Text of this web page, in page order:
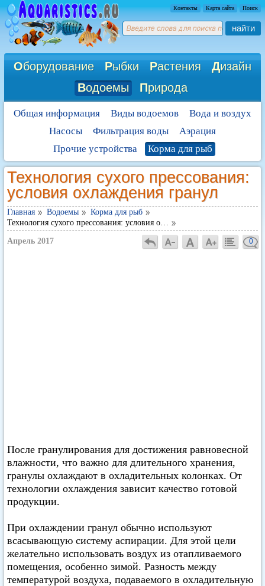
Контакты Карта сайта Поиск
найти
Оборудование Рыбки Растения Дизайн
Водоемы Природа
Общая информация Виды водоемов
Вода и воздух
Насосы
Фильтрация воды
Аэрация
Прочие устройства
Корма для рыб
Технология сухого прессования:
условия охлаждения гранул
Главная Водоемы
Корма для рыб
Технология сухого прессования: условия о…
Апрель 2017 0
После гранулирования для достижения равновесной
влажности, что важно для длительного хранения,
гранулы охлаждают в охладительных колонках. От
технологии охлаждения зависит качество готовой
продукции.
При охлаждении гранул обычно используют
всасывающую систему аспирации. Для этой цели
желательно использовать воздух из отапливаемого
помещения, особенно зимой. Разность между
температурой воздуха, подаваемого в охладительную